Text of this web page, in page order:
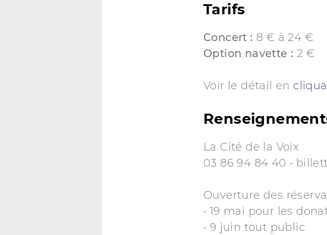
Tarifs
Concert : 8 € à 24 €
Option navette : 2 €
Voir le détail en
La Cité de la Voix
03 86 94 84 40 •
Ouverture des
• 19 mai pour les
• 9 juin tout public